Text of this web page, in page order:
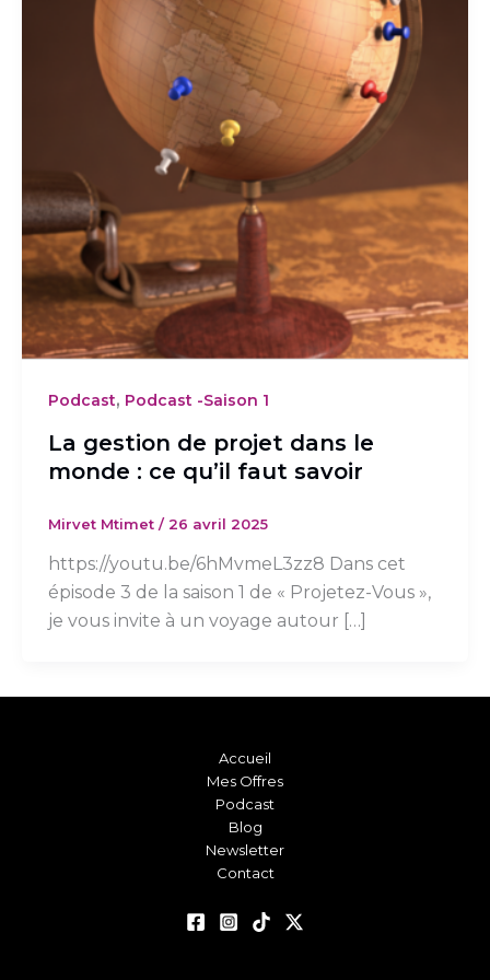
Podcast, Podcast -Saison 1
La gestion de projet dans le
monde : ce qu’il faut savoir
Mirvet Mtimet / 26 avril 2025
https://youtu.be/6hMvmeL3zz8 Dans cet
épisode 3 de la saison 1 de « Projetez-Vous »,
je vous invite à un voyage autour […]
Accueil
Mes Offres
Podcast
Blog
Newsletter
Contact